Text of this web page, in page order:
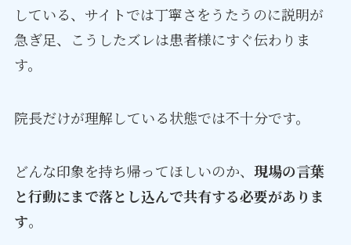
している、サイトでは丁寧さをうたうのに説明が
急ぎ足、こうしたズレは患者様にすぐ伝わりま
す。
院長だけが理解している状態では不十分です。
どんな印象を持ち帰ってほしいのか、 現場の言葉
と行動にまで落とし込んで共有する必要がありま
す。